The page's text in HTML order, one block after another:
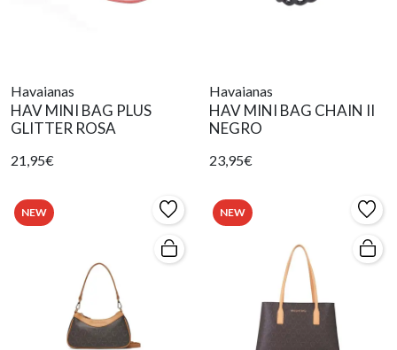
Havaianas
HAV MINI BAG PLUS
GLITTER ROSA
21,95€
Havaianas
HAV MINI BAG CHAIN II
NEGRO
23,95€
NEW NEW